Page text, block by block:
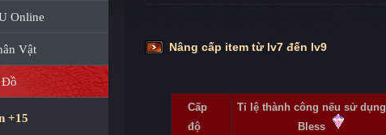
Online
Vật
Đồ
+15
Nâng cấp item từ lv7 đến lv9
Cấp
độ
Tỉ lệ thành công nếu sử dụng
Bless